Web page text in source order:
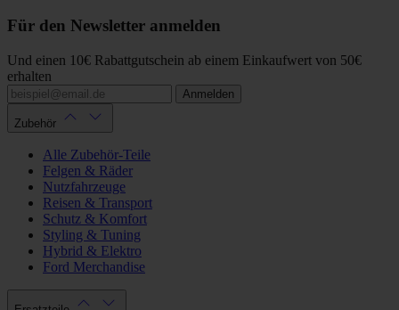
Für den Newsletter anmelden
Und einen 10€ Rabattgutschein ab einem Einkaufwert von 50€
erhalten
Anmelden
Zubehör
Alle Zubehör-Teile
Felgen & Räder
Nutzfahrzeuge
Reisen & Transport
Schutz & Komfort
Styling & Tuning
Hybrid & Elektro
Ford Merchandise